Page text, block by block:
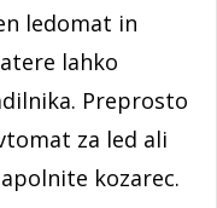
ledomat in
lahko
Preprosto
za led ali
kozarec.